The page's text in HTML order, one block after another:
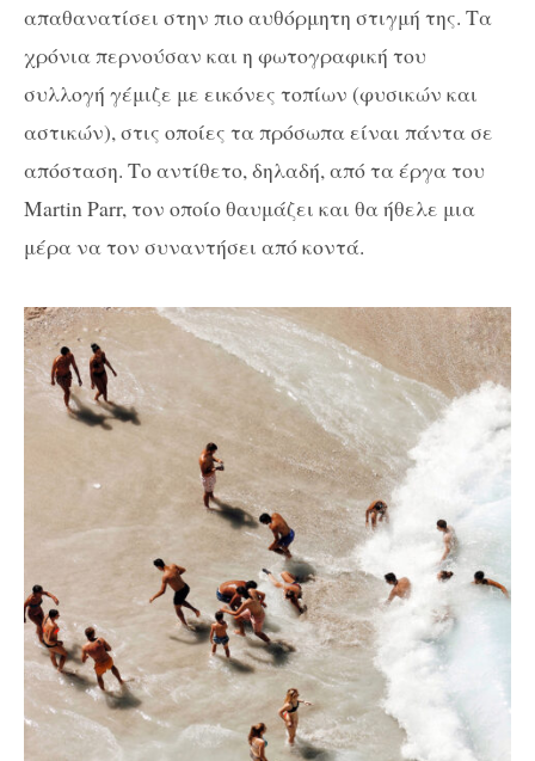
απαθανατίσει στην πιο αυθόρμητη στιγμή της. Τα
χρόνια περνούσαν και η φωτογραφική του
συλλογή γέμιζε με εικόνες τοπίων (φυσικών και
αστικών), στις οποίες τα πρόσωπα είναι πάντα σε
απόσταση. Το αντίθετο, δηλαδή, από τα έργα του
Martin Parr, τον οποίο θαυμάζει και θα ήθελε μια
μέρα να τον συναντήσει από κοντά.